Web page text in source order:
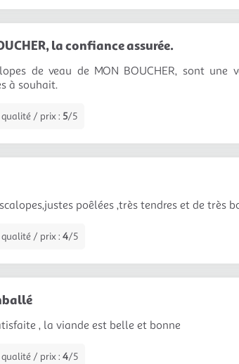
la confiance assurée.
de veau de MON BOUCHER, sont
à souhait.
/ prix : 5/5
poêlées ,très tendres et de très
/ prix : 4/5
, la viande est belle et bonne
/ prix : 4/5